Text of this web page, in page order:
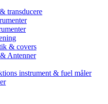
transducere
& covers
Antenner
instrument & fuel måler